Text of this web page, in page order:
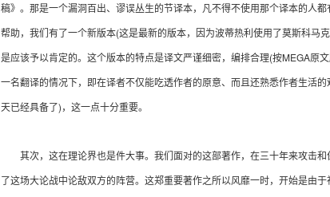
稿》。那是一个漏洞百出、谬误丛生的节译本，凡不得不使用那个译本的人
帮助，我们有了一个新版本(这是最新的版本，因为波蒂热利使用了莫斯科马
是应该予以肯定的。这个版本的特点是译文严谨细密，编排合理(按MEGA原
一名翻译的情况下，即在译者不仅能吃透作者的原意、而且还熟悉作者生活
天已经具备了) ，这一点十分重要。
其次，这在理论界也是件大事。我们面对的这部著作，在三十年来攻击和
了这场大论战中论敌双方的阵营。这郑重要著作之所以风靡一时，开始是由